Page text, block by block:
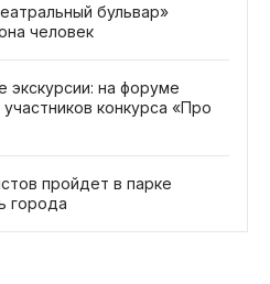
бульвар»
человек
экскурсии: на форуме
конкурса «Про
пройдет в парке
города